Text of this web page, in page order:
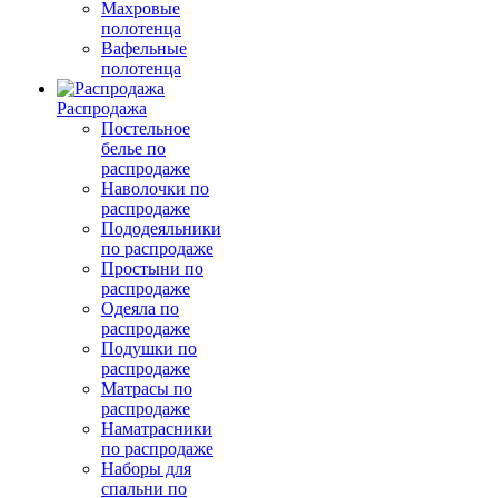
Махровые
полотенца
Вафельные
полотенца
Распродажа
Постельное
белье по
распродаже
Наволочки по
распродаже
Пододеяльники
по распродаже
Простыни по
распродаже
Одеяла по
распродаже
Подушки по
распродаже
Матрасы по
распродаже
Наматрасники
по распродаже
Наборы для
спальни по